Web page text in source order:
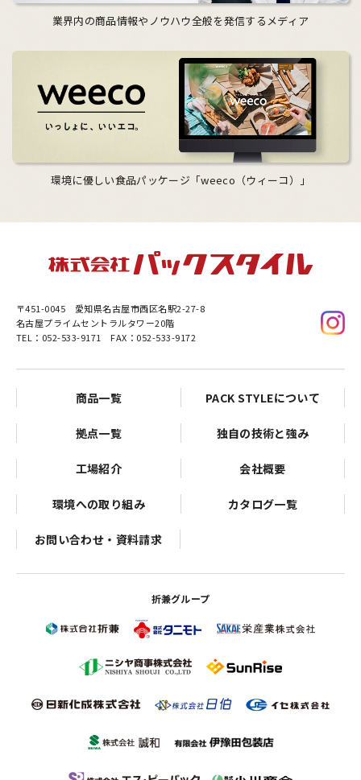
業界内の商品情報やノウハウ全般を発信するメディア
環境に優しい食品パッケージ「weeco（ウィーコ）」
〒451-0045 愛知県名古屋市西区名駅2-27-8
名古屋プライムセントラルタワー20階
TEL：052-533-9171 FAX：052-533-9172
商品一覧 PACK STYLEについて
拠点一覧 独自の技術と強み
工場紹介 会社概要
環境への取り組み カタログ一覧
お問い合わせ・資料請求
折兼グループ